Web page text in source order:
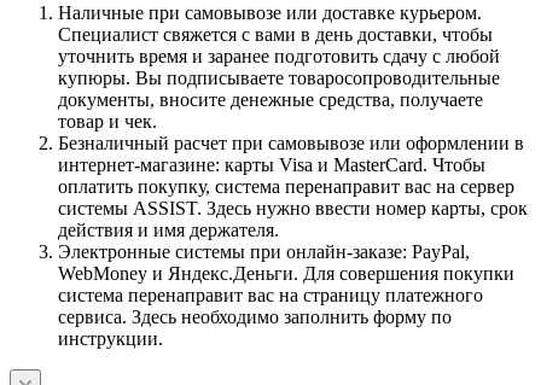
Наличные при самовывозе или доставке курьером.
Специалист свяжется с вами в день доставки, чтобы
уточнить время и заранее подготовить сдачу с любой
купюры. Вы подписываете товаросопроводительные
документы, вносите денежные средства, получаете
товар и чек.
Безналичный расчет при самовывозе или оформлении в
интернет-магазине: карты Visa и MasterCard. Чтобы
оплатить покупку, система перенаправит вас на сервер
системы ASSIST. Здесь нужно ввести номер карты, срок
действия и имя держателя.
Электронные системы при онлайн-заказе: PayPal,
WebMoney и Яндекс.Деньги. Для совершения покупки
система перенаправит вас на страницу платежного
сервиса. Здесь необходимо заполнить форму по
инструкции.